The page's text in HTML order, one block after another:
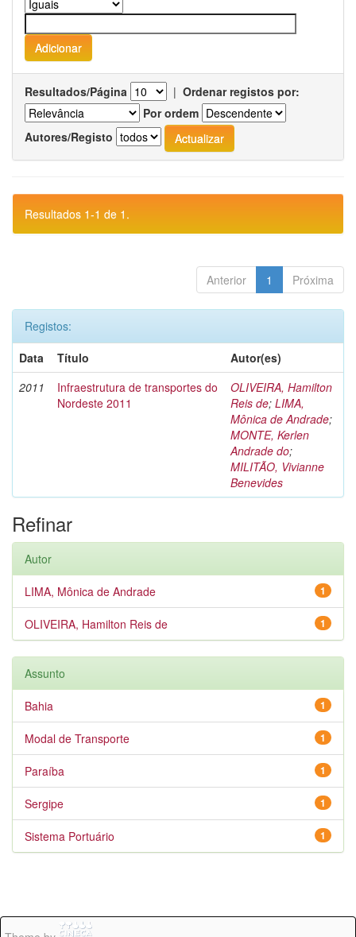
Resultados/Página | Ordenar registos por:
Por ordem
Autores/Registo
Resultados 1-1 de 1.
Anterior 1 Próxima
Registos:
Data
Título
Autor(es)
2011
Infraestrutura de transportes do
Nordeste 2011
OLIVEIRA, Hamilton
Reis de; LIMA,
Mônica de Andrade;
MONTE, Kerlen
Andrade do;
MILITÃO, Vivianne
Benevides
Refinar
Autor
1
LIMA, Mônica de Andrade
1
OLIVEIRA, Hamilton Reis de
Assunto
1
Bahia
1
Modal de Transporte
1
Paraíba
1
Sergipe
1
Sistema Portuário